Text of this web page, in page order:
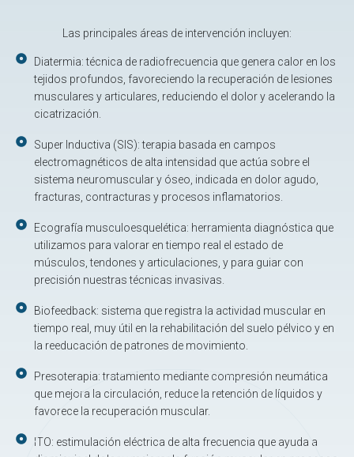
Las principales áreas de intervención incluyen:
Diatermia: técnica de radiofrecuencia que genera calor en los
tejidos profundos, favoreciendo la recuperación de lesiones
musculares y articulares, reduciendo el dolor y acelerando la
cicatrización.
⁠Super Inductiva (SIS): terapia basada en campos
electromagnéticos de alta intensidad que actúa sobre el
sistema neuromuscular y óseo, indicada en dolor agudo,
fracturas, contracturas y procesos inflamatorios.
Ecografía musculoesquelética: herramienta diagnóstica que
utilizamos para valorar en tiempo real el estado de
músculos, tendones y articulaciones, y para guiar con
precisión nuestras técnicas invasivas.
Biofeedback: sistema que registra la actividad muscular en
tiempo real, muy útil en la rehabilitación del suelo pélvico y en
la reeducación de patrones de movimiento.
⁠Presoterapia: tratamiento mediante compresión neumática
que mejora la circulación, reduce la retención de líquidos y
favorece la recuperación muscular.
ITO: estimulación eléctrica de alta frecuencia que ayuda a